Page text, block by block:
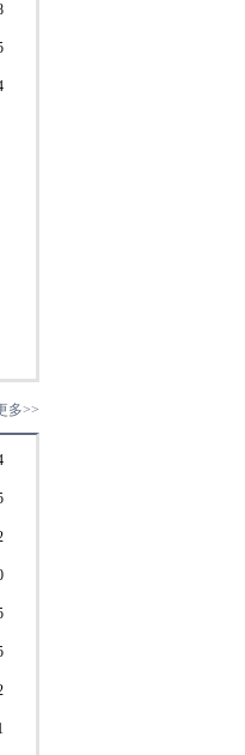
多>>